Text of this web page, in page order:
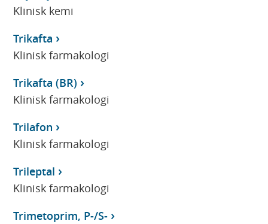
Klinisk kemi
Trikafta
Klinisk farmakologi
Trikafta (BR)
Klinisk farmakologi
Trilafon
Klinisk farmakologi
Trileptal
Klinisk farmakologi
Trimetoprim, P-/S-